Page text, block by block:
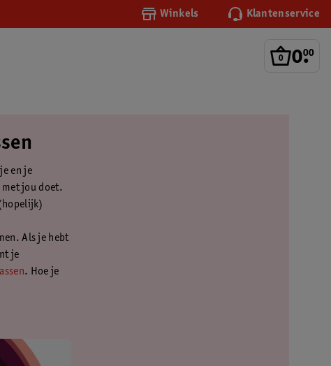
Winkels Klantenservice
0.
00
en je
met jou doet.
Als je hebt
je
. Hoe je